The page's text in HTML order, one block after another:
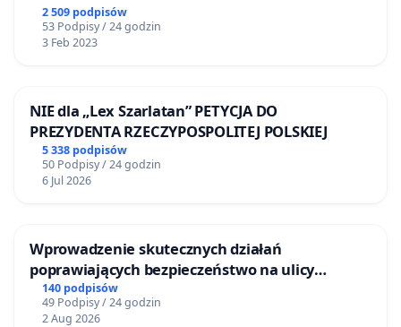
infrastruktury zlokalizowanej przy ul. Brązowniczej.
Wnosimy również o publikację wyników kontroli,
naprawczych mających na celu przywrócenie
stałego przepływu wody.
6. Wzmocnienie lokalnego nadzoru nad potokiem
samorządowi dzielnicowemu lub powołanie stałego
zespołu roboczego ds. Potoku Bielańskiego z
udziałem mieszkańców, organizacji społecznych i
ekspertów.
2 509 podpisów
53 Podpisy / 24 godzin
3 Feb 2023
NIE dla „Lex Szarlatan” PETYCJA DO
PREZYDENTA RZECZYPOSPOLITEJ POLSKIEJ
5 338 podpisów
50 Podpisy / 24 godzin
6 Jul 2026
Wprowadzenie skutecznych działań
poprawiających bezpieczeństwo na ulicy
Żeromskiego w Otwocku
140 podpisów
49 Podpisy / 24 godzin
2 Aug 2026